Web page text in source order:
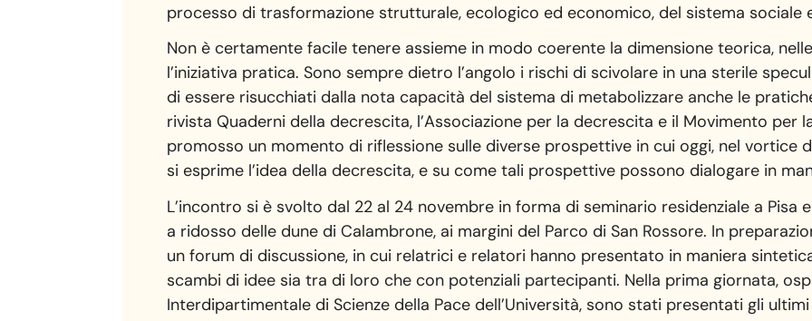
processo di trasformazione strutturale, ecologico ed economico, del sistema sociale
Non è certamente facile tenere assieme in modo coerente la dimensione teorica,
l’iniziativa pratica. Sono sempre dietro l’angolo i rischi di scivolare in una sterile
di essere risucchiati dalla nota capacità del sistema di metabolizzare anche le
rivista Quaderni della decrescita, l’Associazione per la decrescita e il Movimento per
promosso un momento di riflessione sulle diverse prospettive in cui oggi, nel vortice
si esprime l’idea della decrescita, e su come tali prospettive possono dialogare in
L’incontro si è svolto dal 22 al 24 novembre in forma di seminario residenziale a Pisa e in un bel contesto naturalistico a ridosso delle dune di Calambrone, ai margini del Parco di San Rossore. In preparazione dell’incontro è stato aperto un forum di discussione, in cui relatrici e relatori hanno presentato in maniera sintetica il loro contributo avviando scambi di idee sia tra di loro che con potenziali partecipanti. Nella prima giornata, ospitata a Pisa presso il Centro Interdipartimentale di Scienze della Pace dell’Università, sono stati presentati gli ultimi due numeri della rivista, le cui parti monografiche sono dedicate rispettivamente a “Decrescita e marxismo. Dialogo possibile e necessario” e a “Decrescita. Nuovo nome della pace”. Su questi temi alcuni autori e autrici hanno dialogato con rappresentanti dei movimenti locali e della comunità accademica pisana, evidenziando l’utilità di integrare la prospettiva della decrescita con le istanze e le strategie operative delle persone e dei gruppi attivi nel territorio, anche sul versante politico. Nelle due giornate successive l’incontro si è svolto in forma residenziale presso un Ostello del litorale, dove si sono alternati i contributi previsti di relatrici e relatori, ampi spazi di discussione intorno ad un grande cerchio di tavoli, e momenti conviviali a base di cucina vegetariana. Hanno partecipato in totale una cinquantina di persone, dando vita ad un ricco confronto che in realtà è andato al di là dell’intendimento originario (una riflessione sui diversi modi di intendere e concretizzare la decrescita) per esplorare, in modo competente e appassionato, un ampio ventaglio di temi e problematiche, con frequenti riferimenti alle esperienze personali e di gruppo dei/lle partecipanti. Nel complesso si è avuta la conferma che c’è una grande voglia di incontrarsi e discutere, di persona e con tempi rilassati, per scambiarsi idee, punti di vista ed esperienze. In molti hanno proposto di rendere in qualche modo regolari questo tipo di appuntamenti, sia su temi specifici che per fare il punto su come l’idea di una società di decrescita stia maturando e stia entrando in risonanza con i più diversi filoni di pensiero critico. L’evento è stato peraltro un’occasione per consolidare i legami e le sinergie fra i tre soggetti promotori – le due associazioni nazionali e i Quaderni – che hanno verificato l’utilità di interagire in modo sempre più stretto, ciascuno per le sue competenze e sensibilità, in vista dell’obiettivo comune. L’incontro si è aperto con una breve sintesi della grande Conferenza di Pontevedra del giugno scorso, organizzata congiuntamente dal Post-growth Innovation Lab, dall’associazione accademica Research and Degrowth e dalla Società Europea di Economia Ecologica. Quell’evento, per la sua ampiezza e per la ricchezza dei contenuti (120 sessioni tra plenarie, panel, dialoghi e incontri, con un totale di 750 comunicazioni presentate in cinque giorni), è stato senza dubbio una grande carrellata di possibili “vie della decrescita”, che hanno dialogato tra loro attingendo le une dalle altre, senza doversi necessariamente fondere né perdere identità. In un approfondito confronto fra contributi accademici (teorici o di ricerca empirica) e resoconti di attivismo ed esperienze territoriali, è emersa la produttività di un approccio trans-disciplinare, di discipline trasformative e che evolvono, in continuo adattamento ai vari contesti, con l’obiettivo di costruire alternative desiderabili, convincenti e attraenti. Tra i molti filoni e temi trattati, e di cui sono stati valorizzati gli elementi di convergenza, si può ricordare quello che ha dato il titolo alla conferenza: Scienza, tecnologia e innovazione oltre la crescita, che ha sollecitato un’ampia riflessione sulla direzionalità che vogliamo dare non solo alla scienza e alla tecnologia, ma anche all’innovazione in sé, posto che esse sono tutte, come sappiamo, pesantemente indirizzate alla crescita economica. Le relazioni che sono seguite a questa introduzione, e gli ampi dibattiti che le hanno accompagnate, hanno esplorato una varietà di temi di grande interesse, sia sul versante più generale della riflessione teorico-critica sia su quello delle modalità con cui la proposta della decrescita può tradursi in azioni concrete, radicate nelle comunità e nei territori. Al centro del confronto tra i partecipanti all’incontro vi è l’esigenza che la prospettiva della decrescita mantenga inalterata la connotazione di radicale alternatività al sistema socio-economico dominante e, allo stesso tempo, trovi il modo di operare per trasformare – anche gradualmente, ma efficacemente, attraverso riforme strutturali e pionieristiche– i modi e le relazioni produttive e riproduttive della ricchezza e del benessere sociale, dialogando costantemente con le istituzioni, perseguendo il progetto di una “economia ecologica” e mirando ad allargare il consenso dell’opinione pubblica. La difficoltà di mantenere assieme le due esigenze deriva dalla consapevolezza (ben presente nel pensiero originale della decrescita) che l’ipertrofia neoliberale turbocapitalista non è un errore del sistema facilmente rimediabile (con una “spruzzata di verde”), ma necessita di una profonda critica della modernità occidentale, del carattere strumentale della razionalità e dell’economia stessa (intesa come scienza sociale separata e autonoma). Tutto ciò, quindi, richiede una rivoluzione culturale, antropologica e spirituale nella prospettiva di un “reincanto del mondo”. Il pericolo di una caduta del confronto nella tradizionale contrapposizione tra una visione radicale “lungotermista” e una riformista compatibilista si è riproposto con riferimento ad un tema che si era mostrato, già nella fase preparatoria dell’incontro, come un argomento particolarmente delicato e per certi aspetti divisivo, vale a dire le modalità di produzione di energia da fonti rinnovabili. In questo caso il confronto è stato fra quanti ritengono che non vada assecondata l’attuale tendenza alla proliferazione degli impianti eolici e fotovoltaici, spesso imposti dall’alto su territori fragili e rispondenti a logiche di profitto di grandi gruppi industriali, e quanti invece ritengono che, data la drammatica urgenza di azzerare al più presto il ricorso alle fonti fossili e al fine di scongiurare una possibile ripresa del nucleare, sia indispensabile estendere il più possibile e rapidamente il ricorso all’eolico e al fotovoltaico. Il primo punto di vista sostiene che in una prospettiva di decrescita l’opzione prioritaria, per uscire dal fossile, deve essere la riduzione della quantità di energia complessiva di cui si ha bisogno, e che in ogni caso le scelte di localizzazione degli impianti non possono essere fatte in contrasto con le esigenze e le volontà espresse dalle comunità territoriali. Il secondo punto di vista ritiene necessario che nell’immediato si punti a garantire tramite rinnovabili la quantità di energia che attualmente si ricava dal fossile, senza cedere alle pressioni che tendono ad aggiungerla a quella fossile, ma anche senza illudersi che si possa realizzare a breve quel consistente risparmio di energia che consentirebbe di